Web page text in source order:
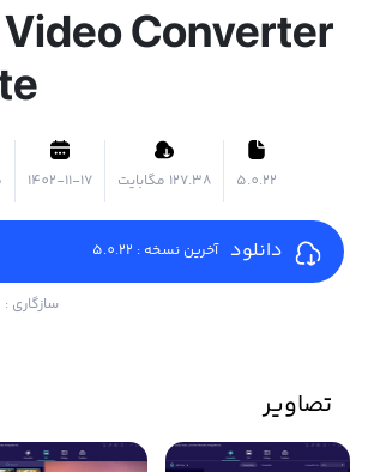
Converter
5.0.22 ۱۲۷.۳۸ مگابایت 1402-11-17
دانلود آخرین نسخه : 5.0.22
سازگاری : macOS 10.10 و بالاتر
تصاویر